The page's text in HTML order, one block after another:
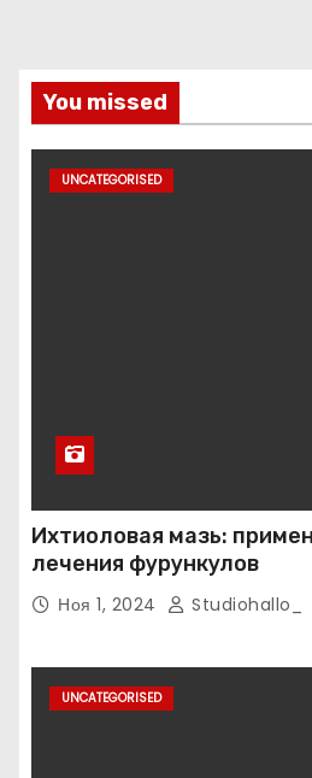
You missed
UNCATEGORISED
Ихтиоловая мазь:
лечения фурункулов
Ноя 1, 2024 Studiohallo_
UNCATEGORISED